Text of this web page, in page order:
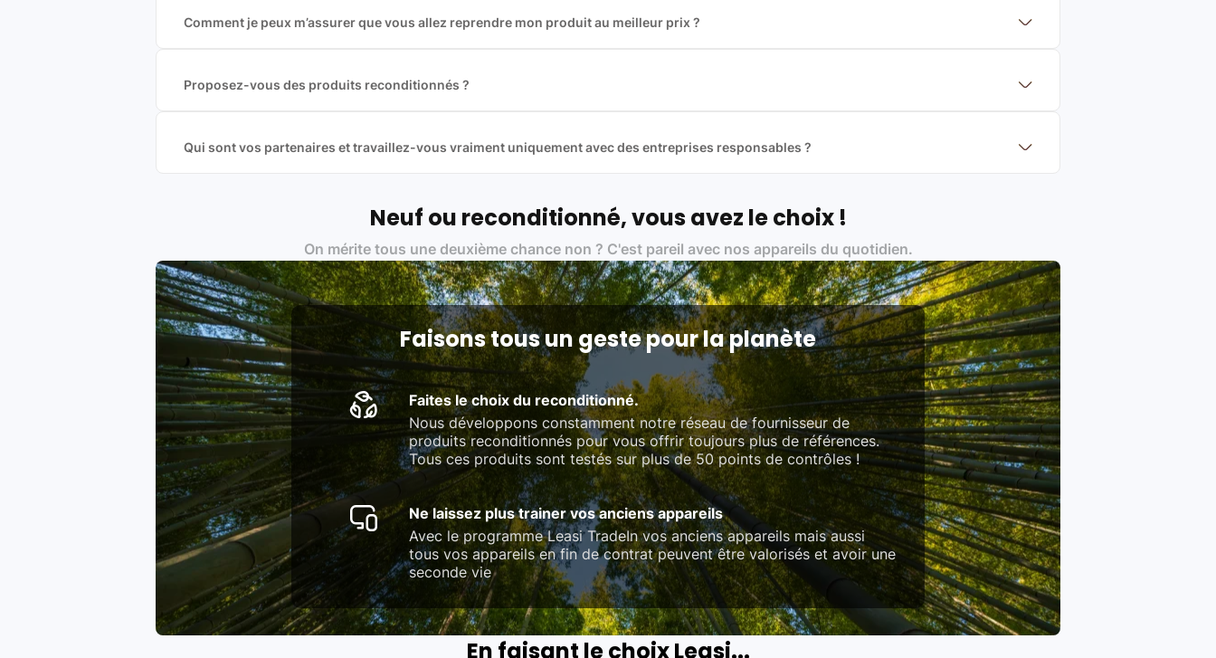
Comment je peux m’assurer que vous allez reprendre mon produit au meilleur prix ?
Proposez-vous des produits reconditionnés ?
Qui sont vos partenaires et travaillez-vous vraiment uniquement avec des entreprises responsables ?
Labels environnementaux & qualité de nos partenaires :
Produits testés et vérifiés selon des standards rigoureux (80 à 100 points de contrôle en fonction des produits)
Respect des normes RAEE, RoHS, et du référentiel QualiRepar (bonus réparation)
Neuf ou reconditionné, vous avez le choix !
On mérite tous une deuxième chance non ? C'est pareil avec nos appareils du quotidien.
Faisons tous un geste pour la planète
Faites le choix du reconditionné.
Nous développons constamment notre réseau de fournisseur de
produits reconditionnés pour vous offrir toujours plus de références.
Tous ces produits sont testés sur plus de 50 points de contrôles !
Ne laissez plus trainer vos anciens appareils
Avec le programme Leasi TradeIn vos anciens appareils mais aussi
tous vos appareils en fin de contrat peuvent être valorisés et avoir une
seconde vie
En faisant le choix Leasi...